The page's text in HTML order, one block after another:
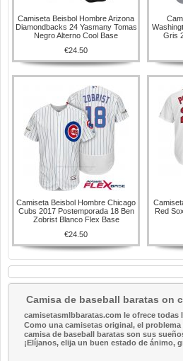
Camiseta Beisbol Hombre Arizona
Diamondbacks 24 Yasmany Tomas
Negro Alterno Cool Base
€24.50
Gris
Camiseta Beisbol Hombre Chicago
Cubs 2017 Postemporada 18 Ben
Zobrist Blanco Flex Base
€24.50
Red
Camisa de baseball baratas on
camisetasmlbbaratas.com le ofrece todas
Como una camisetas original, el
camisa de baseball baratas son sus
¡Elíjanos, elija un buen estado de ánimo,